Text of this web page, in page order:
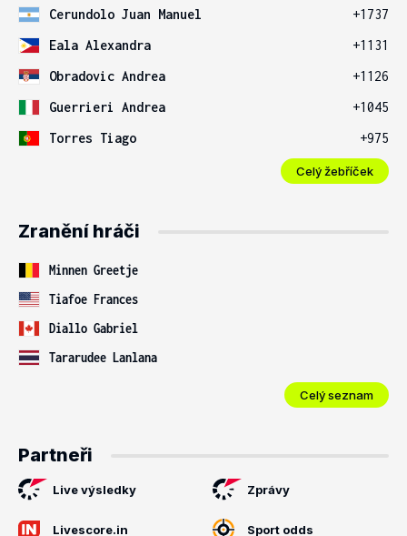
Cerundolo Juan Manuel
+1737
Eala Alexandra
+1131
Obradovic Andrea
+1126
Guerrieri Andrea
+1045
Torres Tiago
+975
Celý žebříček
Zranění hráči
Minnen Greetje
Tiafoe Frances
Diallo Gabriel
Tararudee Lanlana
Celý seznam
Partneři
Live výsledky Zprávy
Livescore.in Sport odds